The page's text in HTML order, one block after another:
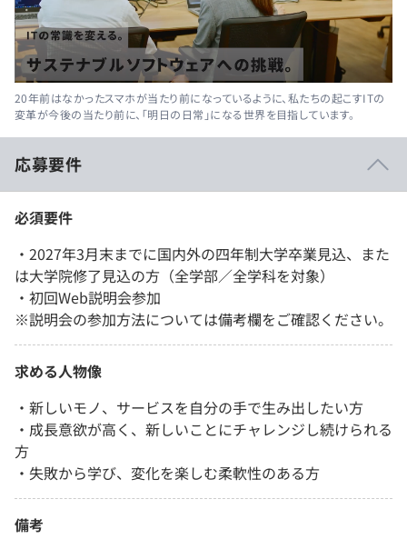
20年前はなかったスマホが当たり前になっているように、私たちの起こすITの
変革が今後の当たり前に、「明日の日常」になる世界を目指しています。
応募要件
必須要件
・2027年3月末までに国内外の四年制大学卒業見込、また
は大学院修了見込の方（全学部／全学科を対象）
・初回Web説明会参加
※説明会の参加方法については備考欄をご確認ください。
求める人物像
・新しいモノ、サービスを自分の手で生み出したい方
・成長意欲が高く、新しいことにチャレンジし続けられる
方
・失敗から学び、変化を楽しむ柔軟性のある方
備考